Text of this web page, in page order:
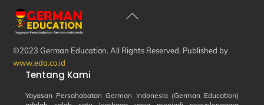
Back
©2023 German Education. All Rights Reserved. Published by
www.eda.co.id
Tentang Kami
Yayasan Persahabatan German Indonesia (German Education)